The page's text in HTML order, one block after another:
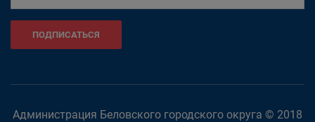
ПОДПИСАТЬСЯ
Администрация Беловского городского округа © 2018